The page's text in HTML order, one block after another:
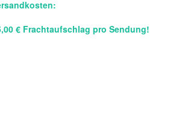
€ Frachtaufschlag pro Sendung!